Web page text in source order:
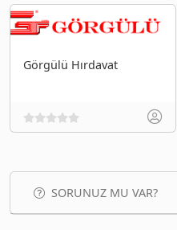
Görgülü Hırdavat
SORUNUZ MU VAR?